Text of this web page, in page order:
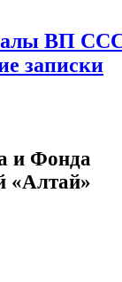
ВП
записки
и Фонда
«Алтай»